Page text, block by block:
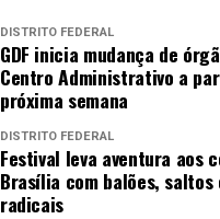
DISTRITO FEDERAL
GDF inicia mudança de
Centro Administrativo a
próxima semana
DISTRITO FEDERAL
Festival leva aventura aos
Brasília com balões, saltos
radicais